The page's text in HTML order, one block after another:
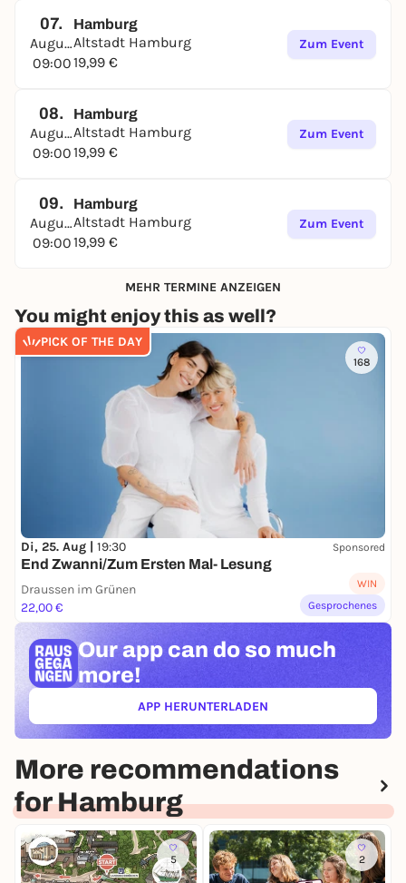
07.
August
09:00
Hamburg
Altstadt Hamburg
19,99 €
Zum Event
08.
August
09:00
Hamburg
Altstadt Hamburg
19,99 €
Zum Event
09.
August
09:00
Hamburg
Altstadt Hamburg
19,99 €
Zum Event
MEHR TERMINE ANZEIGEN
You might enjoy this as well?
PICK OF THE DAY
168
Di, 25. Aug | 19:30 Sponsored
End Zwanni/Zum Ersten Mal- Lesung
Draussen im Grünen
22,00 €
WIN
Gesprochenes
Our app can do so much
more!
APP HERUNTERLADEN(ÖFFNET IN NEUEM TAB)
More recommendations
for Hamburg
5 2